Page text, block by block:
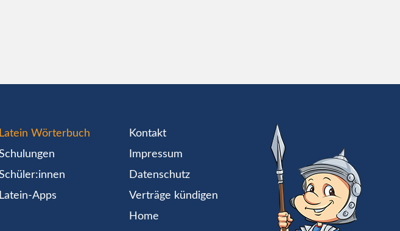
Latein Wörterbuch
Latein-Apps
Kontakt
Impressum
Datenschutz
Verträge kündigen
Home